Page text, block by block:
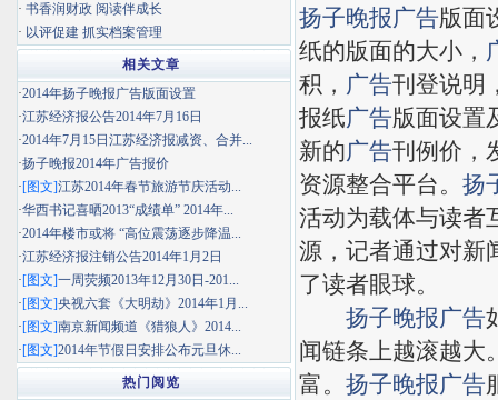
扬子晚报广告版面
纸的版面的大小，
积， 广告刊登说明
报纸广告版面设置
新的广告刊例价，
资源整合平台。 扬
活动为载体与读者
源，记者通过对新
了读者眼球。
扬子晚报广告
闻链条上越滚越大
富。 扬子晚报广告
· 书香润财政 阅读伴成长
· 以评促建 抓实档案管理
相关文章
·2014年扬子晚报广告版面设置
·江苏经济报公告2014年7月16日
·2014年7月15日江苏经济报减资、合并...
·扬子晚报2014年广告报价
·[图文]江苏2014年春节旅游节庆活动...
·华西书记喜晒2013“成绩单” 2014年...
·2014年楼市或将 “高位震荡逐步降温...
·江苏经济报注销公告2014年1月2日
·[图文]一周荧频2013年12月30日-201...
·[图文]央视六套《大明劫》2014年1月...
·[图文]南京新闻频道《猎狼人》2014...
·[图文]2014年节假日安排公布元旦休...
热门阅览